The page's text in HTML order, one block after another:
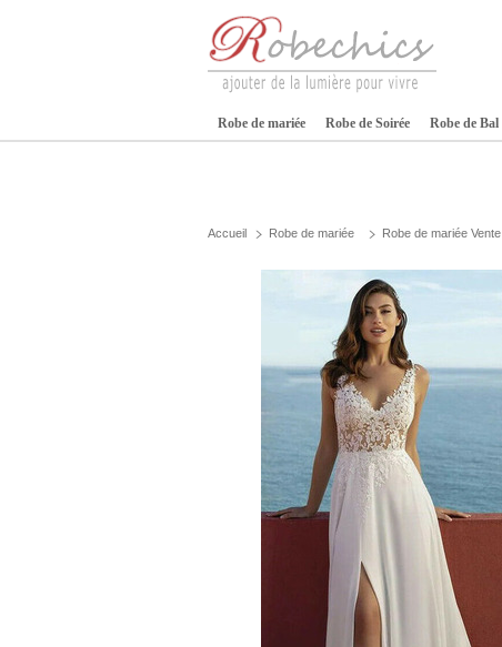
Robe de mariée Robe de Soirée Robe de Bal
Accueil Robe de mariée Robe de mariée Vente